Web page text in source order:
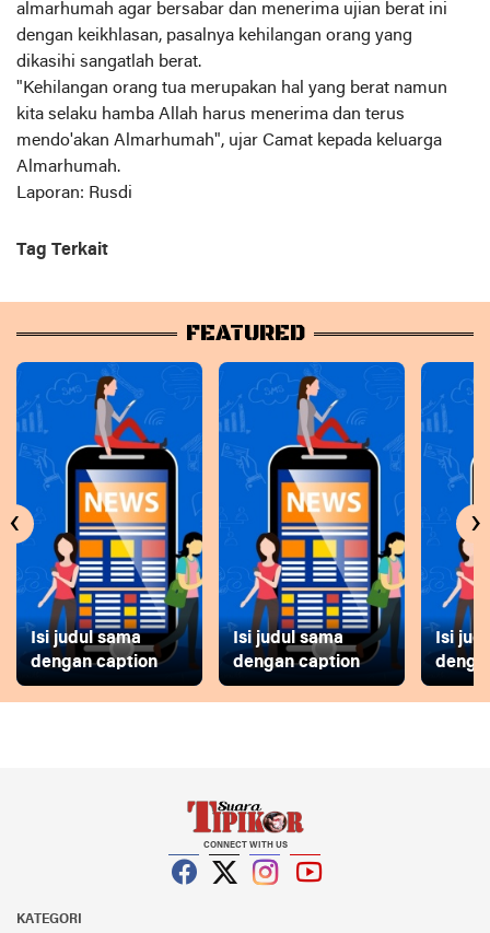
almarhumah agar bersabar dan menerima ujian berat ini
dengan keikhlasan, pasalnya kehilangan orang yang
dikasihi sangatlah berat.
"Kehilangan orang tua merupakan hal yang berat namun
kita selaku hamba Allah harus menerima dan terus
mendo'akan Almarhumah", ujar Camat kepada keluarga
Almarhumah.
Laporan: Rusdi
Tag Terkait
FEATURED
Isi judul sama
dengan caption
Isi judul sama
dengan caption
Isi
‹ ›
CONNECT WITH US
KATEGORI